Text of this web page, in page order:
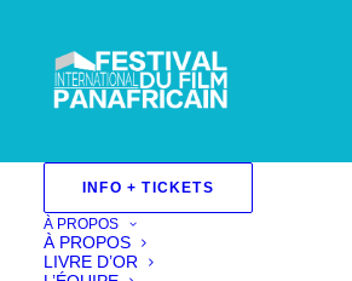
INFO + TICKETS
À PROPOS
À PROPOS
LIVRE D’OR
Long-métrage/
Feature